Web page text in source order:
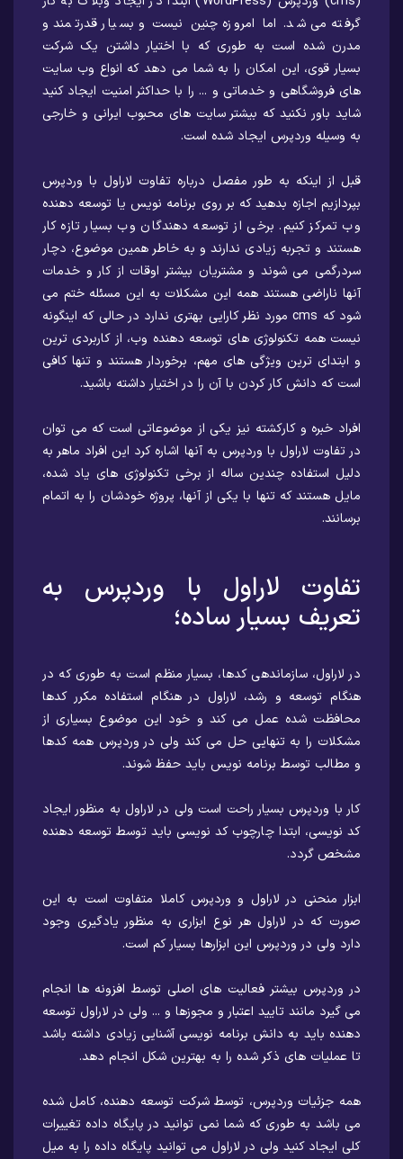
گرفته می شد. اما امروزه چنین نیست و بسیار قدرتمند و
مدرن شده است به طوری که با اختیار داشتن یک شرکت
بسیار قوی، این امکان را به شما می دهد که انواع وب سایت
های فروشگاهی و خدماتی و ... را با حداکثر امنیت ایجاد کنید
شاید باور نکنید که بیشتر سایت های محبوب ایرانی و خارجی
به وسیله وردپرس ایجاد شده است.
قبل از اینکه به طور مفصل درباره تفاوت لاراول با وردپرس
بپردازیم اجازه بدهید که بر روی برنامه نویس یا توسعه دهنده
وب تمرکز کنیم. برخی از توسعه دهندگان وب بسیار تازه کار
هستند و تجربه زیادی ندارند و به خاطر همین موضوع، دچار
سردرگمی می شوند و مشتریان بیشتر اوقات از کار و خدمات
آنها ناراضی هستند همه این مشکلات به این مسئله ختم می
شود که cms مورد نظر کارایی بهتری ندارد در حالی که اینگونه
نیست همه تکنولوژی های توسعه دهنده وب، از کاربردی ترین
و ابتدای ترین ویژگی های مهم، برخوردار هستند و تنها کافی
است که دانش کار کردن با آن را در اختیار داشته باشید.
افراد خبره و کارکشته نیز یکی از موضوعاتی است که می توان
در تفاوت لاراول با وردپرس به آنها اشاره کرد این افراد ماهر به
دلیل استفاده چندین ساله از برخی تکنولوژی های یاد شده،
مایل هستند که تنها با یکی از آنها، پروژه خودشان را به اتمام
برسانند.
تفاوت لاراول با وردپرس به
تعریف بسیار ساده؛
در لاراول، سازماندهی کدها، بسیار منظم است به طوری که در
هنگام توسعه و رشد، لاراول در هنگام استفاده مکرر کدها
محافظت شده عمل می کند و خود این موضوع بسیاری از
مشکلات را به تنهایی حل می کند ولی در وردپرس همه کدها
و مطالب توسط برنامه نویس باید حفظ شوند.
کار با وردپرس بسیار راحت است ولی در لاراول به منظور ایجاد
کد نویسی، ابتدا چارچوب کد نویسی باید توسط توسعه دهنده
مشخص گردد.
ابزار منحنی در لاراول و وردپرس کاملا متفاوت است به این
صورت که در لاراول هر نوع ابزاری به منظور یادگیری وجود
دارد ولی در وردپرس این ابزارها بسیار کم است.
در وردپرس بیشتر فعالیت های اصلی توسط افزونه ها انجام
می گیرد مانند تایید اعتبار و مجوزها و ... ولی در لاراول توسعه
دهنده باید به دانش برنامه نویسی آشنایی زیادی داشته باشد
تا عملیات های ذکر شده را به بهترین شکل انجام دهد.
همه جزئیات وردپرس، توسط شرکت توسعه دهنده، کامل شده
می باشد به طوری که شما نمی توانید در پایگاه داده تغییرات
کلی ایجاد کنید ولی در لاراول می توانید پایگاه داده را به میل